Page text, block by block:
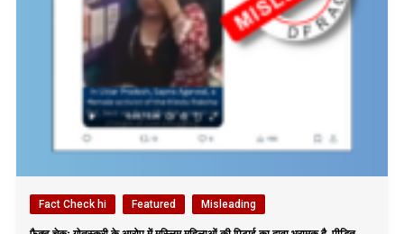
Fact Check hi Featured Misleading